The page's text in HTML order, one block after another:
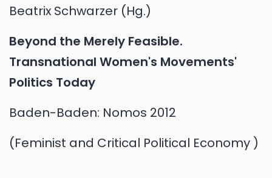
Beatrix Schwarzer (Hg.)
Beyond the Merely Feasible.
Transnational Women's Movements'
Politics Today
Baden-Baden: Nomos 2012
Feminist and Critical Political Economy